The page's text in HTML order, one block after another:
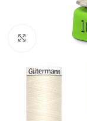
Click to enlarge